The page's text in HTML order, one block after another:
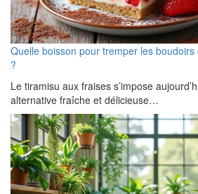
Quelle boisson pour tremper les
?
Le tiramisu aux fraises s’impose
alternative fraîche et délicieuse…